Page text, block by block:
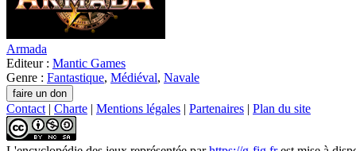
Armada
Editeur : Mantic Games
Genre : Fantastique, Médiéval, Navale
Contact | Charte | Mentions légales | Partenaires | Plan du site